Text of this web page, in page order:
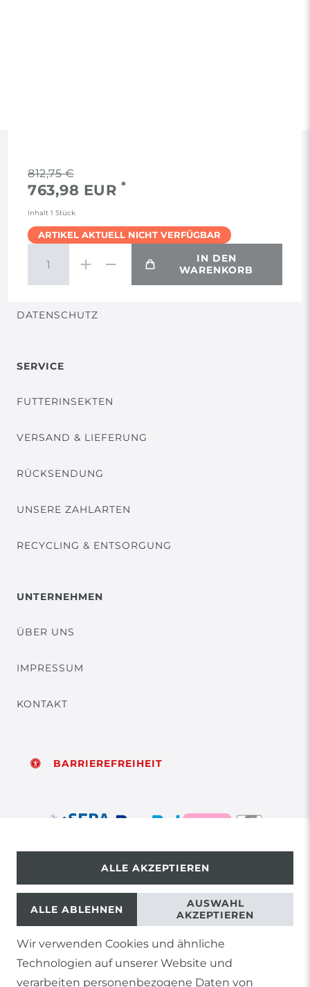
812,75 €
763,98 EUR *
Inhalt 1 Stück
ARTIKEL AKTUELL NICHT VERFÜGBAR
IN DEN
WARENKORB
RECHTLICHES
AGB
WIDERRUF
DATENSCHUTZ
SERVICE
FUTTERINSEKTEN
VERSAND & LIEFERUNG
RÜCKSENDUNG
UNSERE ZAHLARTEN
RECYCLING & ENTSORGUNG
UNTERNEHMEN
ÜBER UNS
IMPRESSUM
KONTAKT
BARRIEREFREIHEIT
© Copyright 2026 | Alle Rechte vorbehalten.
1) Gilt nicht für Sendungen mit Futterinsekten,
Lebendpflanzen, Frostfutter oder lebende Tiere, sowie
Lieferungen per Spedition
Wir verwenden Cookies und ähnliche
Technologien auf unserer Website und
verarbeiten personenbezogene Daten von
ALLE AKZEPTIEREN
ALLE ABLEHNEN
AUSWAHL
AKZEPTIEREN